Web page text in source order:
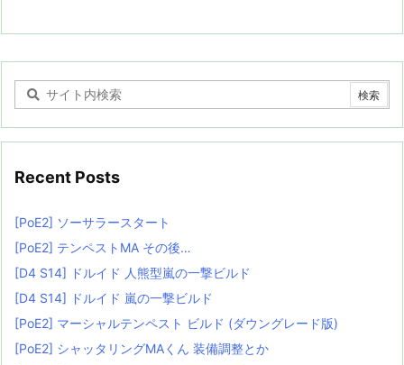
Recent Posts
[PoE2] ソーサラースタート
[PoE2] テンペストMA その後…
[D4 S14] ドルイド 人熊型嵐の一撃ビルド
[D4 S14] ドルイド 嵐の一撃ビルド
[PoE2] マーシャルテンペスト ビルド (ダウングレード版)
[PoE2] シャッタリングMAくん 装備調整とか